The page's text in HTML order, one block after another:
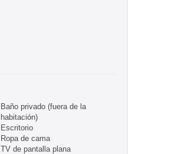
Baño privado (fuera de la
habitación)
Escritorio
Ropa de cama
TV de pantalla plana